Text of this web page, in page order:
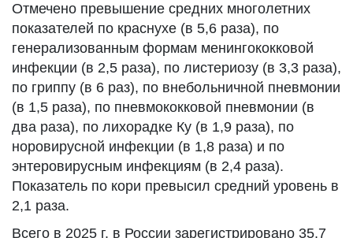
Отмечено превышение средних многолетних
показателей по краснухе (в 5,6 раза), по
генерализованным формам менингококковой
инфекции (в 2,5 раза), по листериозу (в 3,3 раза),
по гриппу (в 6 раз), по внебольничной пневмонии
(в 1,5 раза), по пневмококковой пневмонии (в
два раза), по лихорадке Ку (в 1,9 раза), по
норовирусной инфекции (в 1,8 раза) и по
энтеровирусным инфекциям (в 2,4 раза).
Показатель по кори превысил средний уровень в
2,1 раза.
Всего в 2025 г. в России зарегистрировано 35,7